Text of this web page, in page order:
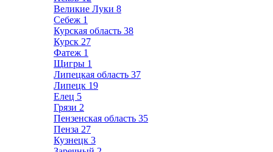
Великие Луки 8
Себеж 1
Курская область 38
Курск 27
Фатеж 1
Щигры 1
Липецкая область 37
Липецк 19
Елец 5
Грязи 2
Пензенская область 35
Пенза 27
Кузнецк 3